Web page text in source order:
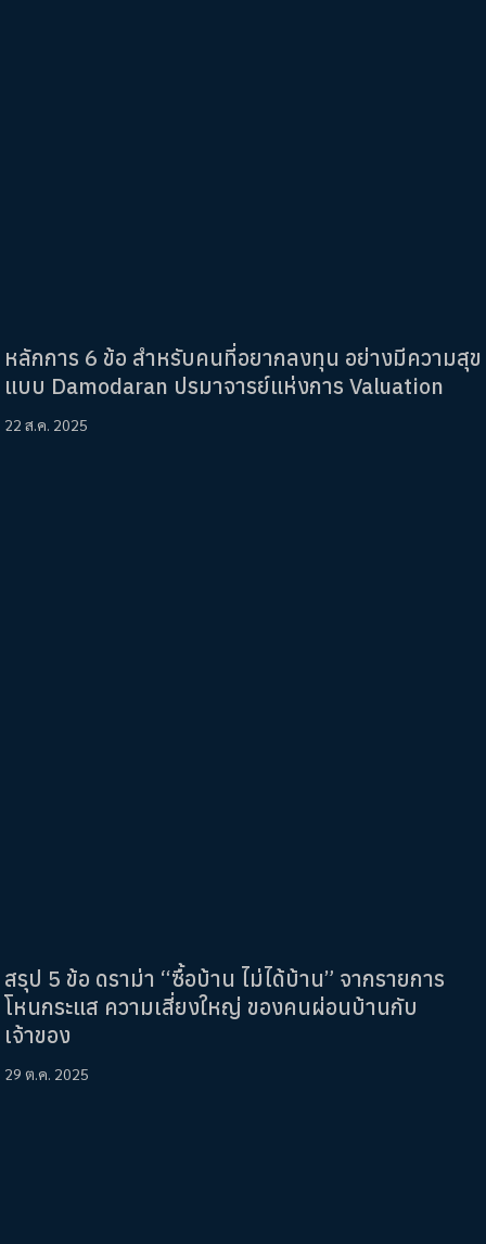
หลักการ 6 ข้อ สำหรับคนที่อยากลงทุน อย่างมีความสุข
แบบ Damodaran ปรมาจารย์แห่งการ Valuation
22 ส.ค. 2025
สรุป 5 ข้อ ดราม่า “ซื้อบ้าน ไม่ได้บ้าน” จากรายการ
โหนกระแส ความเสี่ยงใหญ่ ของคนผ่อนบ้านกับ
เจ้าของ
29 ต.ค. 2025